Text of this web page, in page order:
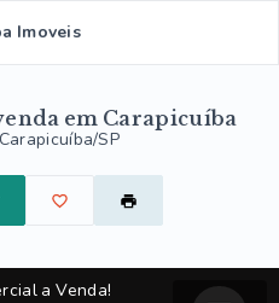
Imoveis
em Carapicuíba
SP
a Venda!